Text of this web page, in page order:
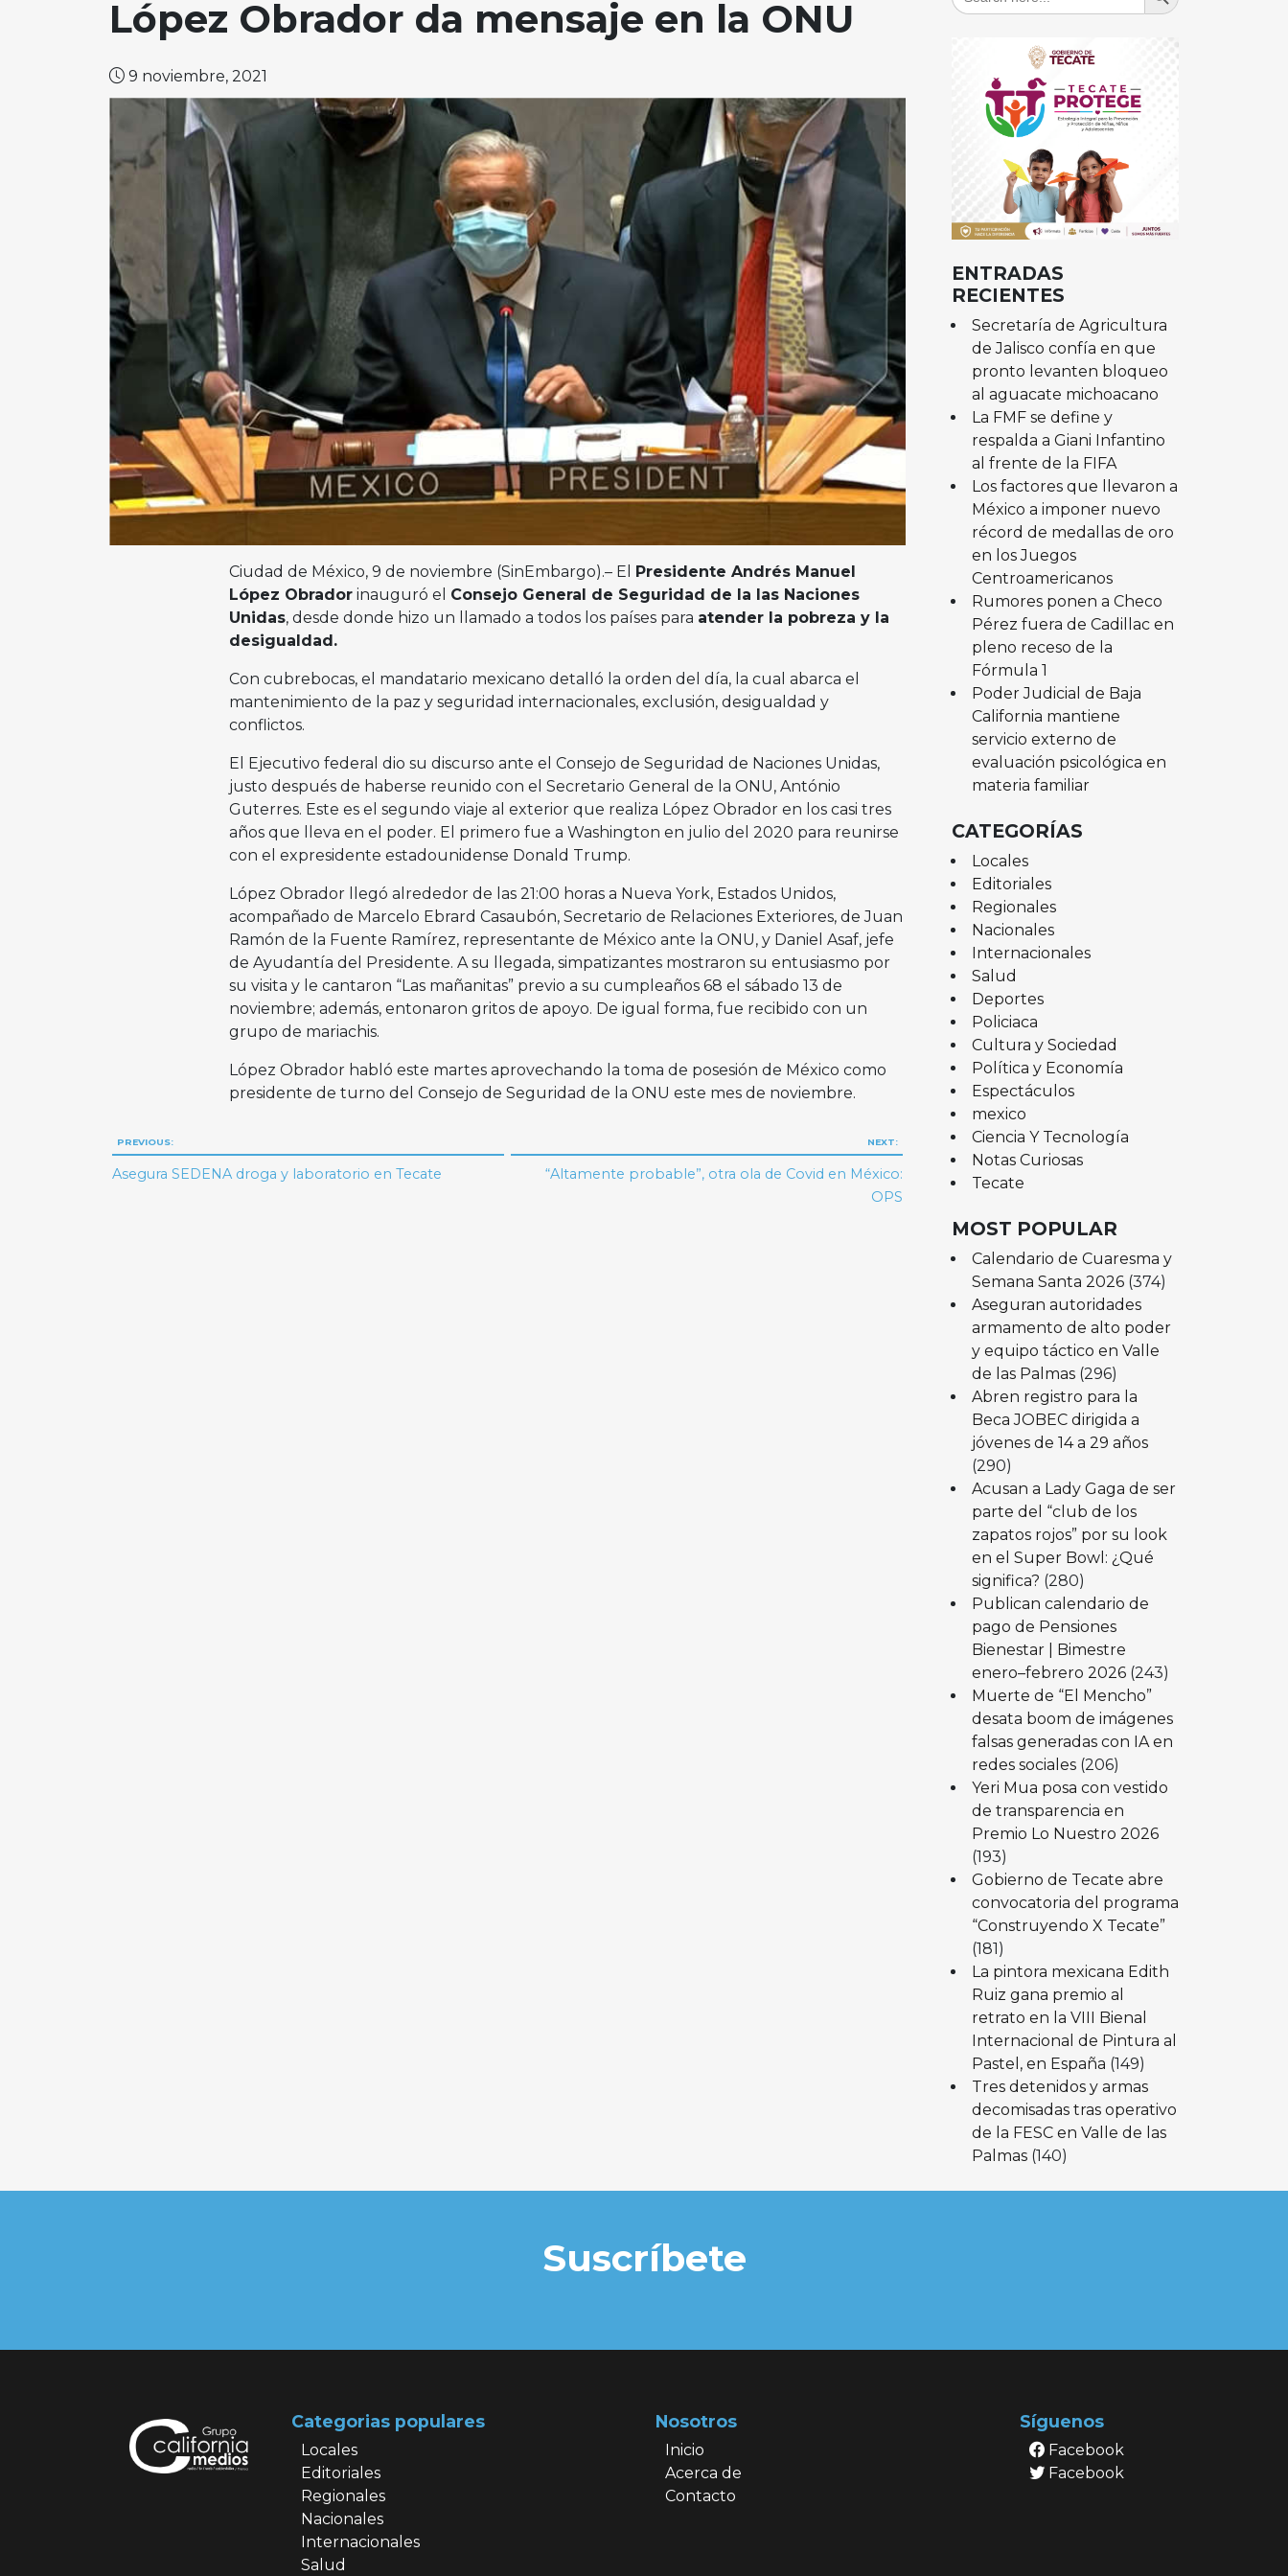
López Obrador da mensaje en la ONU
9 noviembre, 2021
Ciudad de México, 9 de noviembre (SinEmbargo).– El
Presidente Andrés Manuel
López Obradorinauguró el Consejo General de Seguridad de la las Naciones
Unidas, desde donde hizo un llamado a todos los países para atender la pobreza y la
desigualdad.
Con cubrebocas, el mandatario mexicano detalló la orden del día, la cual abarca el
mantenimiento de la paz y seguridad internacionales, exclusión, desigualdad y
conflictos.
El Ejecutivo federal dio su discurso ante el Consejo de Seguridad de Naciones Unidas,
justo después de haberse reunido con el Secretario General de la ONU, António
Guterres. Este es el segundo viaje al exterior que realiza López Obrador en los casi tres
años que lleva en el poder. El primero fue a Washington en julio del 2020 para reunirse
con el expresidente estadounidense Donald Trump.
López Obrador llegó alrededor de las 21:00 horas a Nueva York, Estados Unidos,
acompañado de Marcelo Ebrard Casaubón, Secretario de Relaciones Exteriores, de Juan
Ramón de la Fuente Ramírez, representante de México ante la ONU, y Daniel Asaf, jefe
de Ayudantía del Presidente. A su llegada, simpatizantes mostraron su entusiasmo por
su visita y le cantaron “Las mañanitas” previo a su cumpleaños 68 el sábado 13 de
noviembre; además, entonaron gritos de apoyo. De igual forma, fue recibido con un
grupo de mariachis.
López Obrador habló este martes aprovechando la toma de posesión de México como
presidente de turno del Consejo de Seguridad de la ONU este mes de noviembre.
Navegación
de
PREVIOUS:
Asegura SEDENA droga y laboratorio en Tecate
NEXT:
“Altamente probable”, otra ola de Covid en México:
OPS
ENTRADAS
RECIENTES
Secretaría de Agricultura
de Jalisco confía en que
pronto levanten bloqueo
al aguacate michoacano
La FMF se define y
respalda a Giani Infantino
al frente de la FIFA
Los factores que llevaron a
México a imponer nuevo
récord de medallas de oro
en los Juegos
Centroamericanos
Rumores ponen a Checo
Pérez fuera de Cadillac en
pleno receso de la
Fórmula 1
Poder Judicial de Baja
California mantiene
servicio externo de
evaluación psicológica en
materia familiar
CATEGORÍAS
Locales
Editoriales
Regionales
Nacionales
Internacionales
Salud
Deportes
Policiaca
Cultura y Sociedad
Política y Economía
Espectáculos
mexico
Ciencia Y Tecnología
Notas Curiosas
Tecate
MOST POPULAR
Calendario de Cuaresma y
Semana Santa 2026 (374)
Aseguran autoridades
armamento de alto poder
y equipo táctico en Valle
de las Palmas (296)
Abren registro para la
Beca JOBEC dirigida a
jóvenes de 14 a 29 años
(290)
Acusan a Lady Gaga de ser
parte del “club de los
zapatos rojos” por su look
en el Super Bowl: ¿Qué
significa? (280)
Publican calendario de
pago de Pensiones
Bienestar | Bimestre
enero–febrero 2026 (243)
Muerte de “El Mencho”
desata boom de imágenes
falsas generadas con IA en
redes sociales (206)
Yeri Mua posa con vestido
de transparencia en
Premio Lo Nuestro 2026
(193)
Gobierno de Tecate abre
convocatoria del programa
“Construyendo X Tecate”
(181)
La pintora mexicana Edith
Ruiz gana premio al
retrato en la VIII Bienal
Internacional de Pintura al
Pastel, en España (149)
Tres detenidos y armas
decomisadas tras operativo
de la FESC en Valle de las
Palmas (140)
Suscríbete
Categorias populares
Locales
Editoriales
Regionales
Nacionales
Internacionales
Salud
Nosotros
Inicio
Acerca de
Contacto
Síguenos
Facebook
Facebook